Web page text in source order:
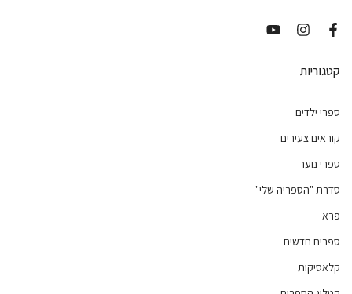
קטגוריות
ספרי ילדים
קוראים צעירים
ספרי נוער
סדרת "הספריה שלי"
פרא
ספרים חדשים
קלאסיקות